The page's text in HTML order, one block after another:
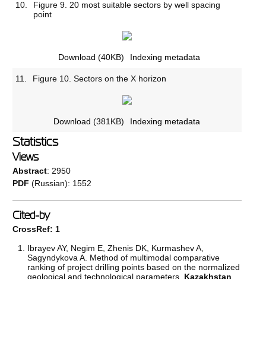
10.
Figure 9. 20 most suitable sectors by well spacing
point
Download (40KB) Indexing metadata
11. Figure 10. Sectors on the X horizon
Download (381KB) Indexing metadata
Statistics
Views
Abstract: 2950
PDF (Russian): 1552
Cited-by
CrossRef: 1
Ibrayev AY, Negim E, Zhenis DK, Kurmashev A,
Sagyndykova A. Method of multimodal comparative
ranking of project drilling points based on the normalized
geological and technological parameters. Kazakhstan